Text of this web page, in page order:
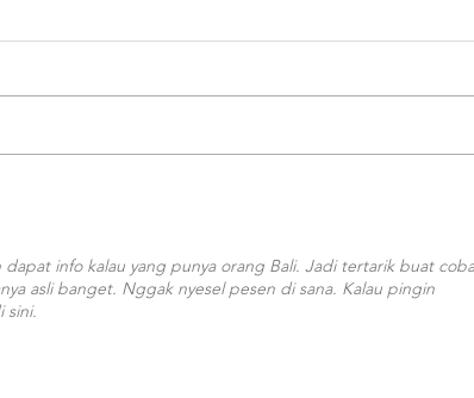
info kalau yang punya orang Bali. Jadi tertarik buat coba
asli banget. Nggak nyesel pesen di sana. Kalau pingin
sini.